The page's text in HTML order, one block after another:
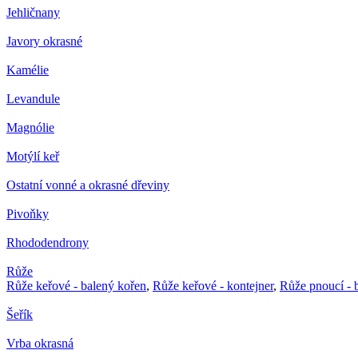
Jehličnany
Javory okrasné
Kamélie
Levandule
Magnólie
Motýlí keř
Ostatní vonné a okrasné dřeviny
Pivoňky
Rhododendrony
Růže
Růže keřové - balený kořen, Růže keřové - kontejner, Růže pnoucí -
Šeřík
Vrba okrasná